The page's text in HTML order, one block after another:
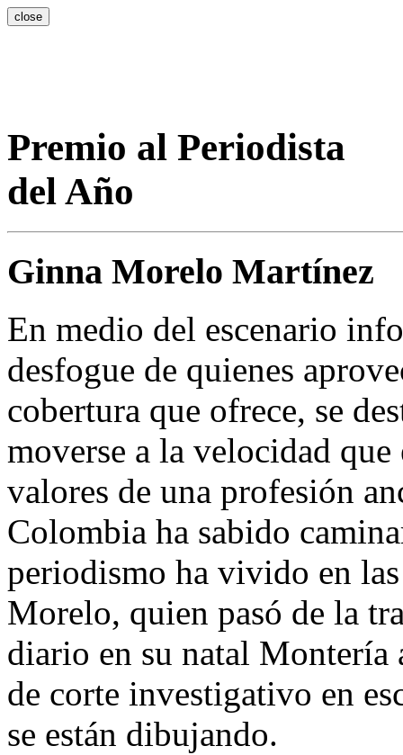
close
Premio al Periodista
del Año
Ginna Morelo Martínez
En medio del escenario
desfogue de quienes
cobertura que ofrece, se
moverse a la velocidad
valores de una profesión
Colombia ha sabido
periodismo ha vivido en
Morelo, quien pasó de la
diario en su natal
de corte investigativo en
se están dibujando.